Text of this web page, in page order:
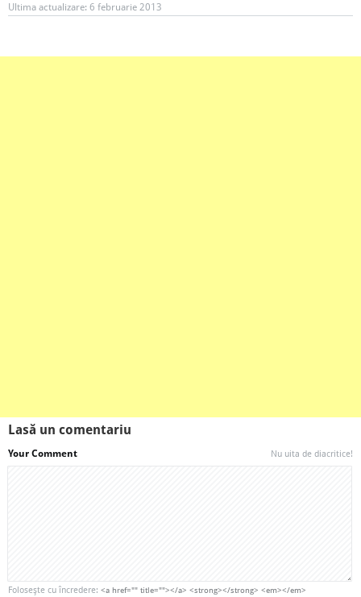
Ultima actualizare: 6 februarie 2013
Lasă un comentariu
Your Comment Nu uita de diacritice!
Foloseşte cu încredere: <a href="" title=""></a> <strong></strong> <em></em>